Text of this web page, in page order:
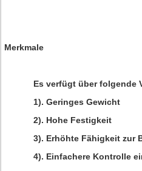
Merkmale
Es verfügt über folgende
1). Geringes Gewicht
2). Hohe Festigkeit
3). Erhöhte Fähigkeit zur
4). Einfachere Kontrolle